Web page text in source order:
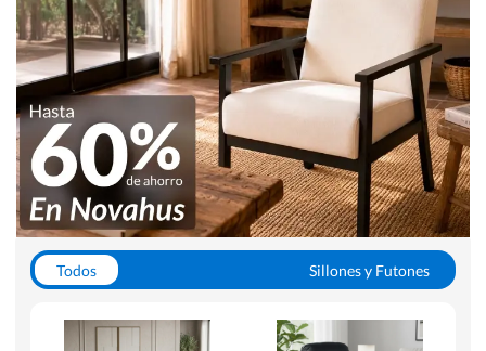
Todos
Sillones y Futones
Escritorios y Sillas PC
Racks y Muebles TV